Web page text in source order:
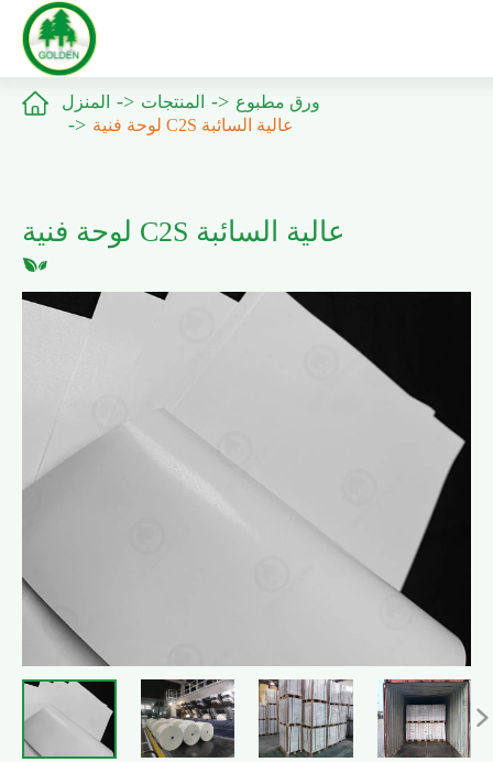
 المنزل المنتجات
ورق مطبوع
لوحة فنية C2S عالية السائبة
لوحة فنية C2S عالية السائبة
